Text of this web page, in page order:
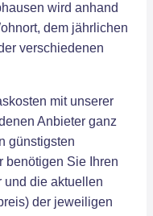
wird anhand
dem jährlichen
verschiedenen
mit unserer
Anbieter ganz
günstigsten
benötigen Sie Ihren
und die aktuellen
der jeweiligen